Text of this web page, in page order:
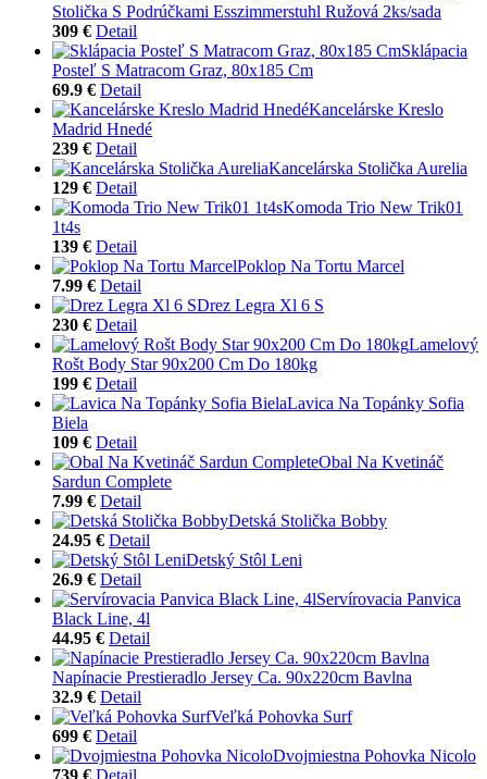
Stolička S Podrúčkami Esszimmerstuhl Ružová 2ks/sada
309 € Detail
Sklápacia
Posteľ S Matracom Graz, 80x185 Cm
69.9 € Detail
Kancelárske Kreslo
Madrid Hnedé
239 € Detail
Kancelárska Stolička Aurelia
129 € Detail
Komoda Trio New Trik01
1t4s
139 € Detail
Poklop Na Tortu Marcel
7.99 € Detail
Drez Legra Xl 6 S
230 € Detail
Lamelový
Rošt Body Star 90x200 Cm Do 180kg
199 € Detail
Lavica Na Topánky Sofia
Biela
109 € Detail
Obal Na Kvetináč
Sardun Complete
7.99 € Detail
Detská Stolička Bobby
24.95 € Detail
Detský Stôl Leni
26.9 € Detail
Servírovacia Panvica
Black Line, 4l
44.95 € Detail
Napínacie Prestieradlo Jersey Ca. 90x220cm Bavlna
32.9 € Detail
Veľká Pohovka Surf
699 € Detail
Dvojmiestna Pohovka Nicolo
739 € Detail